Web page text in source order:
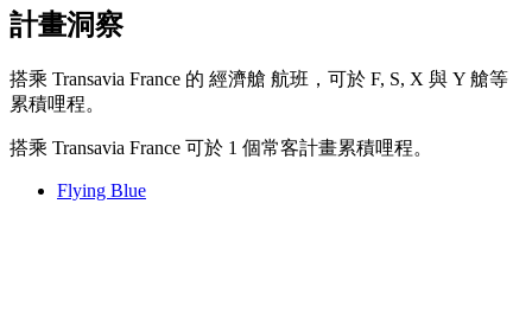
計畫洞察
搭乘 Transavia France 的 經濟艙 航班，可於 F, S, X 與 Y 艙等
累積哩程。
搭乘 Transavia France 可於 1 個常客計畫累積哩程。
Flying Blue